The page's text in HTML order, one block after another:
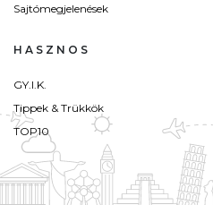
Sajtómegjelenések
HASZNOS
GY.I.K.
Tippek & Trükkök
TOP10